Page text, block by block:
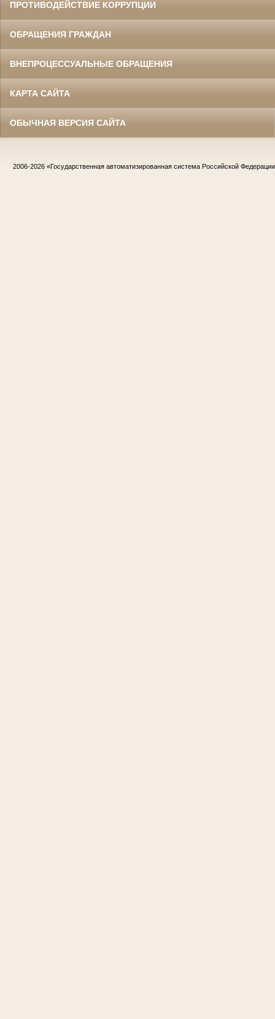
ПРОТИВОДЕЙСТВИЕ КОРРУПЦИИ
ОБРАЩЕНИЯ ГРАЖДАН
ВНЕПРОЦЕССУАЛЬНЫЕ ОБРАЩЕНИЯ
КАРТА САЙТА
ОБЫЧНАЯ ВЕРСИЯ САЙТА
2006-2026 «Государственная автоматизированная система Российской